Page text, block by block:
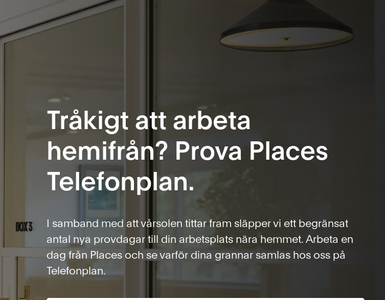
Tråkigt att arbeta
hemifrån? Prova Places
Telefonplan.
I samband med att vårsolen tittar fram släpper vi ett begränsat
antal nya provdagar till din arbetsplats nära hemmet. Arbeta en
dag från Places och se varför dina grannar samlas hos oss på
Telefonplan.